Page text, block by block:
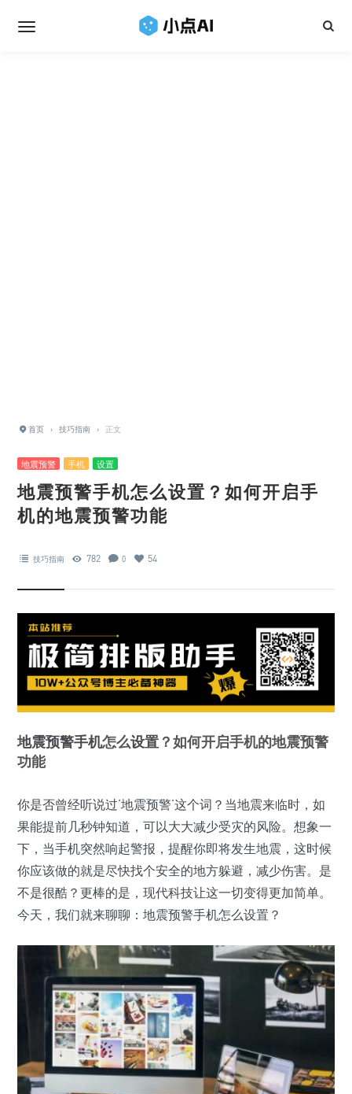
首页 › 技巧指南 › 正文
地震预警 手机 设置
地震预警手机怎么设置？如何开启手
机的地震预警功能
技巧指南 782 0 54
地震预警手机怎么设置 ？如何开启手机的地震预警
功能
你是否曾经听说过‘地震预警’这个词？当地震来临时，如
果能提前几秒钟知道，可以大大减少受灾的风险。想象一
下，当手机突然响起警报，提醒你即将发生地震，这时候
你应该做的就是尽快找个安全的地方躲避，减少伤害。是
不是很酷？更棒的是，现代科技让这一切变得更加简单。
今天，我们就来聊聊：地震预警手机怎么设置？